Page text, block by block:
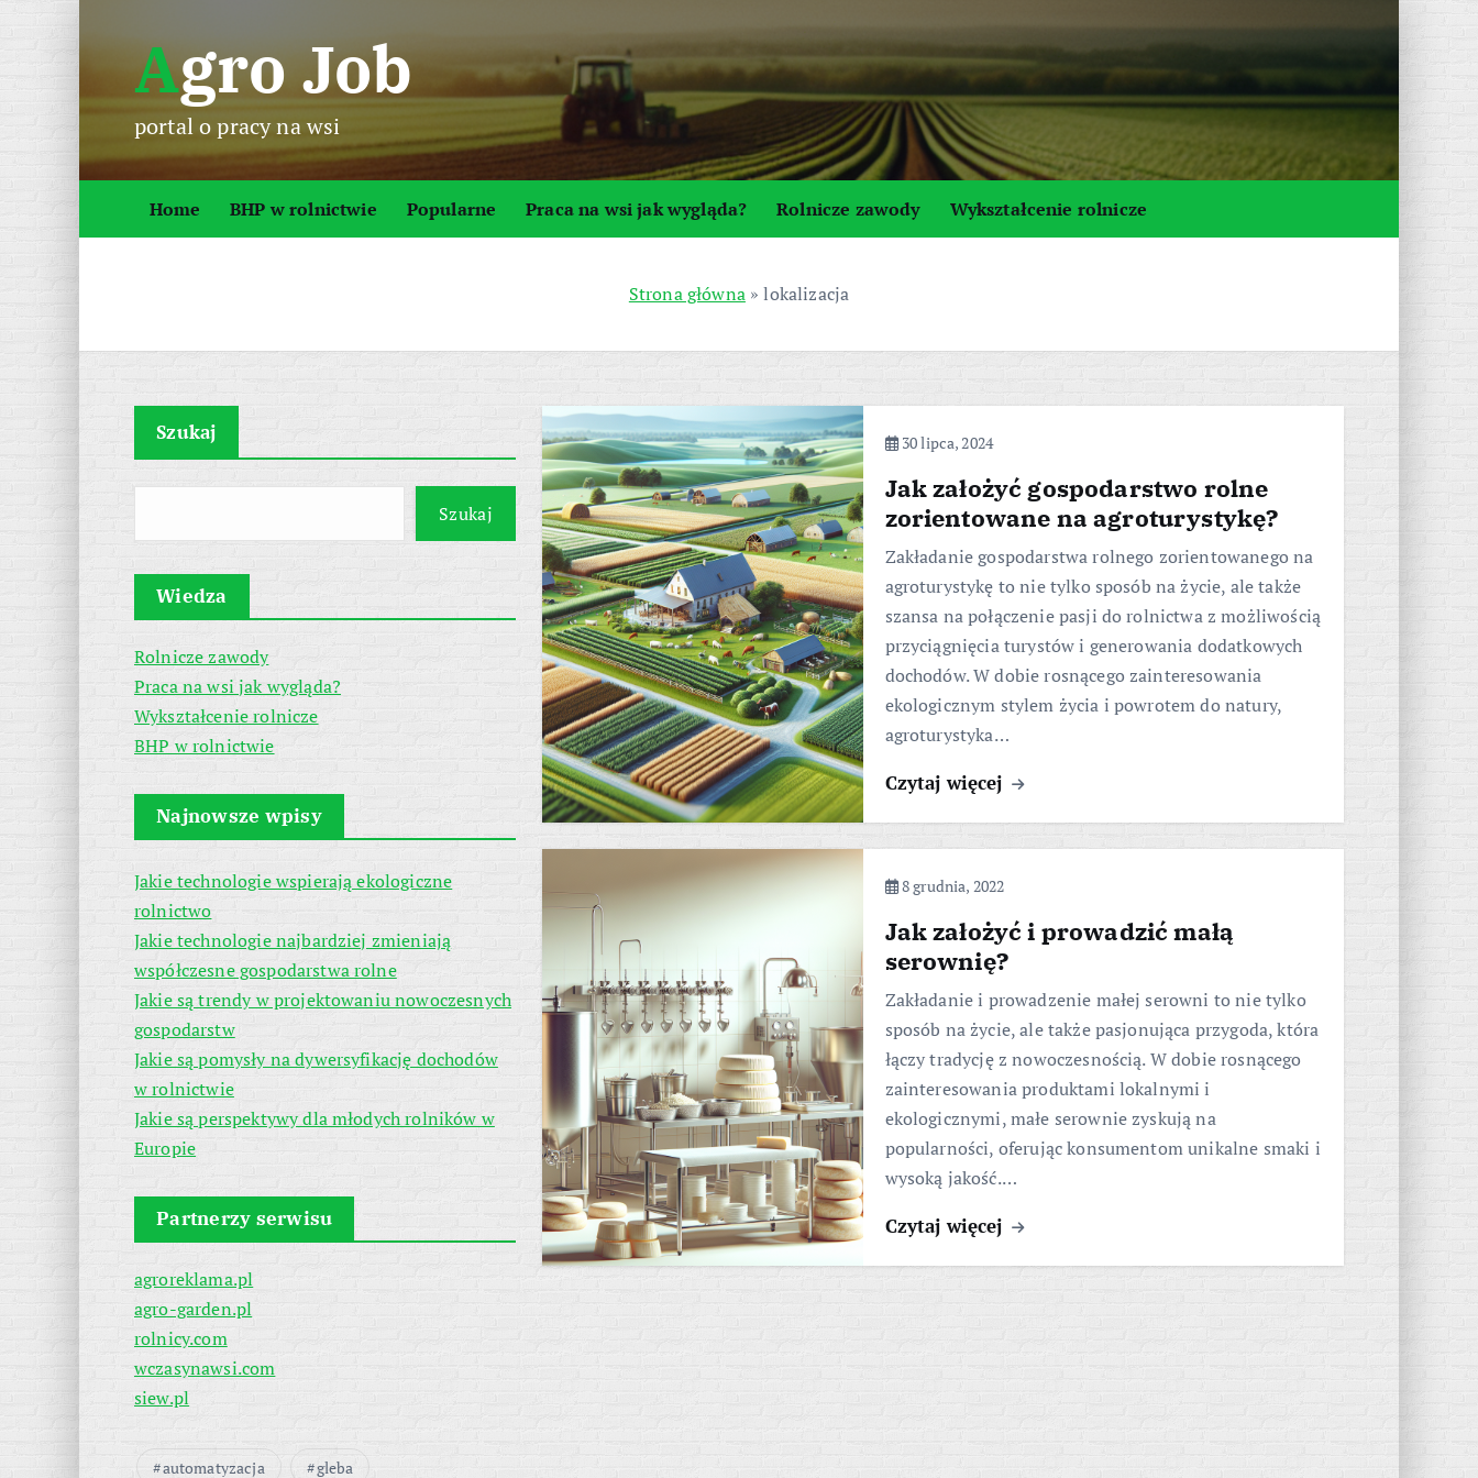
p
o
Agro Job
portal o pracy na wsi
Home BHP w rolnictwie Popularne Praca na wsi jak wygląda? Rolnicze zawody Wykształcenie rolnicze
Strona główna»lokalizacja
Szukaj
Szukaj
Wiedza
Rolnicze zawody
Praca na wsi jak wygląda?
Wykształcenie rolnicze
BHP w rolnictwie
Najnowsze wpisy
Jakie technologie wspierają ekologiczne
rolnictwo
Jakie technologie najbardziej zmieniają
współczesne gospodarstwa rolne
Jakie są trendy w projektowaniu nowoczesnych
gospodarstw
Jakie są pomysły na dywersyfikację dochodów
w rolnictwie
Jakie są perspektywy dla młodych rolników w
Europie
Partnerzy serwisu
agroreklama.pl
agro-garden.pl
rolnicy.com
wczasynawsi.com
siew.pl
automatyzacja gleba
30 lipca, 2024
Jak założyć gospodarstwo rolne
zorientowane na agroturystykę?
Zakładanie gospodarstwa rolnego zorientowanego na
agroturystykę to nie tylko sposób na życie, ale także
szansa na połączenie pasji do rolnictwa z możliwością
przyciągnięcia turystów i generowania dodatkowych
dochodów. W dobie rosnącego zainteresowania
ekologicznym stylem życia i powrotem do natury,
agroturystyka…
Czytaj więcej
8 grudnia, 2022
Jak założyć i prowadzić małą
serownię?
Zakładanie i prowadzenie małej serowni to nie tylko
sposób na życie, ale także pasjonująca przygoda, która
łączy tradycję z nowoczesnością. W dobie rosnącego
zainteresowania produktami lokalnymi i
ekologicznymi, małe serownie zyskują na
popularności, oferując konsumentom unikalne smaki i
wysoką jakość.…
Czytaj więcej